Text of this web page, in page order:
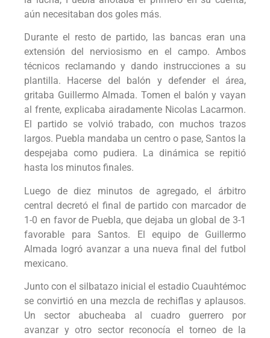
aún necesitaban dos goles más.
Durante el resto de partido, las bancas eran una
extensión del nerviosismo en el campo. Ambos
técnicos reclamando y dando instrucciones a su
plantilla. Hacerse del balón y defender el área,
gritaba Guillermo Almada. Tomen el balón y vayan
al frente, explicaba airadamente Nicolas Lacarmon.
El partido se volvió trabado, con muchos trazos
largos. Puebla mandaba un centro o pase, Santos la
despejaba como pudiera. La dinámica se repitió
hasta los minutos finales.
Luego de diez minutos de agregado, el árbitro
central decretó el final de partido con marcador de
1-0 en favor de Puebla, que dejaba un global de 3-1
favorable para Santos. El equipo de Guillermo
Almada logró avanzar a una nueva final del futbol
mexicano.
Junto con el silbatazo inicial el estadio Cuauhtémoc
se convirtió en una mezcla de rechiflas y aplausos.
Un sector abucheaba al cuadro guerrero por
avanzar y otro sector reconocía el torneo de la